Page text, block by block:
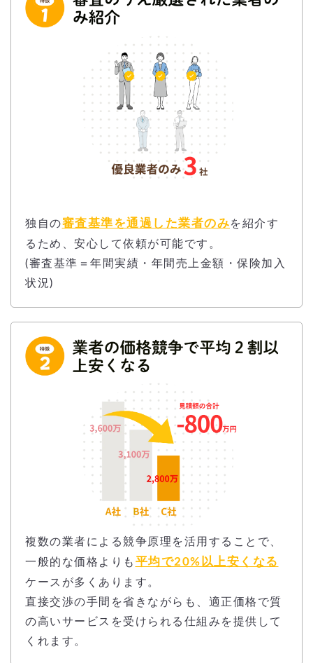
独自の審査基準を通過した業者のみを紹介す
るため、安心して依頼が可能です。
(審査基準＝年間実績・年間売上金額・保険加入
状況)
複数の業者による競争原理を活用することで、
一般的な価格よりも 平均で20%以上安くなる
ケースが多くあります。
直接交渉の手間を省きながらも、適正価格で質
の高いサービスを受けられる仕組みを提供して
くれます。